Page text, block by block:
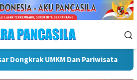
Penyaluran DAK Fisik Dan